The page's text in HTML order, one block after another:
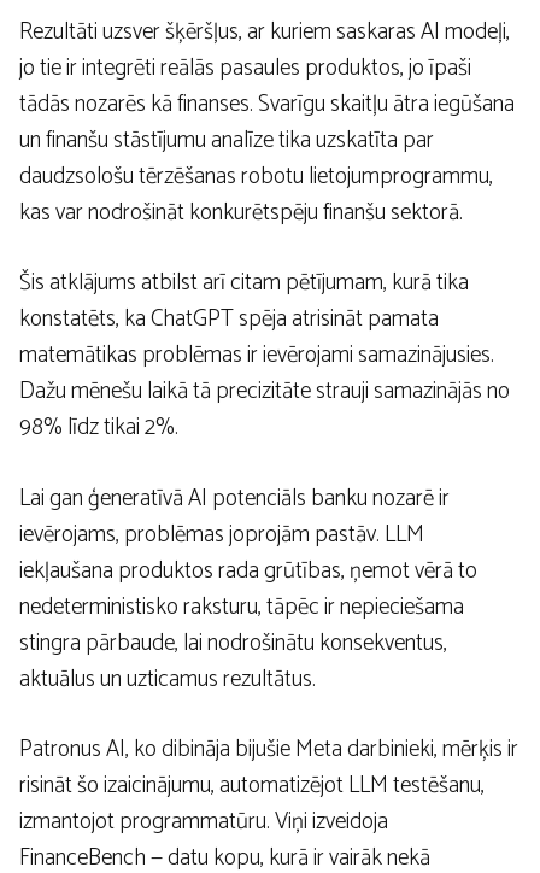
Rezultāti uzsver šķēršļus, ar kuriem saskaras AI modeļi,
jo tie ir integrēti reālās pasaules produktos, jo īpaši
tādās nozarēs kā finanses. Svarīgu skaitļu ātra iegūšana
un finanšu stāstījumu analīze tika uzskatīta par
daudzsološu tērzēšanas robotu lietojumprogrammu,
kas var nodrošināt konkurētspēju finanšu sektorā.
Šis atklājums atbilst arī citam pētījumam, kurā tika
konstatēts, ka ChatGPT spēja atrisināt pamata
matemātikas problēmas ir ievērojami samazinājusies.
Dažu mēnešu laikā tā precizitāte strauji samazinājās no
98% līdz tikai 2%.
Lai gan ģeneratīvā AI potenciāls banku nozarē ir
ievērojams, problēmas joprojām pastāv. LLM
iekļaušana produktos rada grūtības, ņemot vērā to
nedeterministisko raksturu, tāpēc ir nepieciešama
stingra pārbaude, lai nodrošinātu konsekventus,
aktuālus un uzticamus rezultātus.
Patronus AI, ko dibināja bijušie Meta darbinieki, mērķis ir
risināt šo izaicinājumu, automatizējot LLM testēšanu,
izmantojot programmatūru. Viņi izveidoja
FinanceBench — datu kopu, kurā ir vairāk nekā